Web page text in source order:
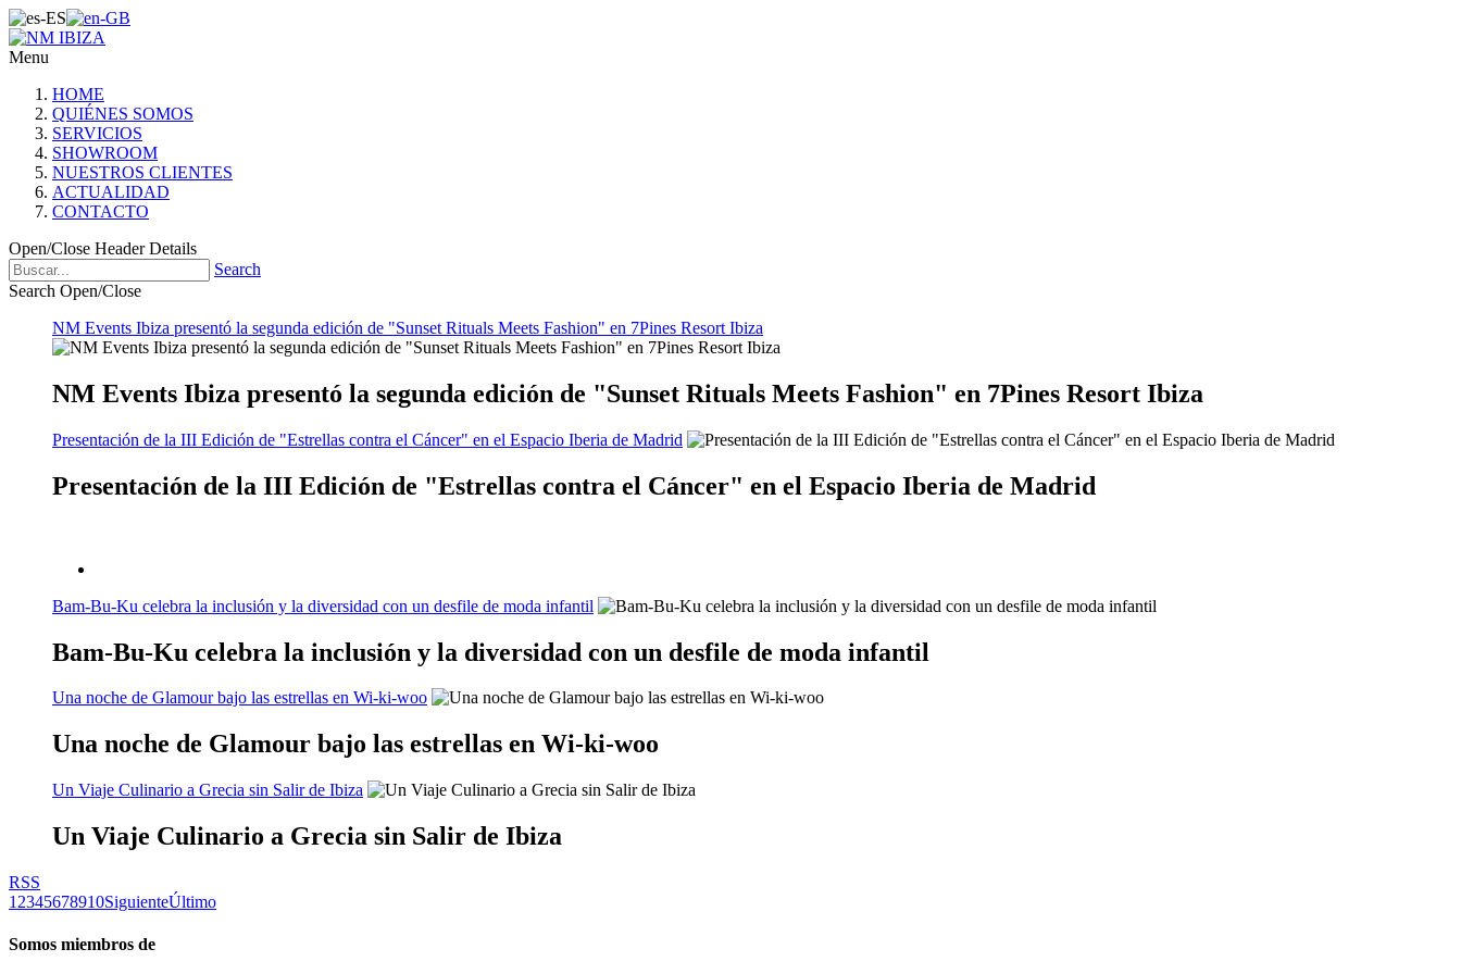
Menu
HOME
QUIÉNES SOMOS
SERVICIOS
SHOWROOM
NUESTROS CLIENTES
ACTUALIDAD
CONTACTO
Open/Close Header Details
Search
Search Open/Close
NM Events Ibiza presentó la segunda edición de "Sunset Rituals Meets Fashion" en 7Pines Resort Ibiza
NM Events Ibiza presentó la segunda edición de "Sunset Rituals Meets Fashion" en 7Pines Resort Ibiza
Presentación de la III Edición de "Estrellas contra el Cáncer" en el Espacio Iberia de Madrid
Presentación de la III Edición de "Estrellas contra el Cáncer" en el Espacio Iberia de Madrid
Bam-Bu-Ku celebra la inclusión y la diversidad con un desfile de moda infantil
Bam-Bu-Ku celebra la inclusión y la diversidad con un desfile de moda infantil
Una noche de Glamour bajo las estrellas en Wi-ki-woo
Una noche de Glamour bajo las estrellas en Wi-ki-woo
Un Viaje Culinario a Grecia sin Salir de Ibiza
Un Viaje Culinario a Grecia sin Salir de Ibiza
RSS
1 2345678910SiguienteÚltimo
Somos miembros de